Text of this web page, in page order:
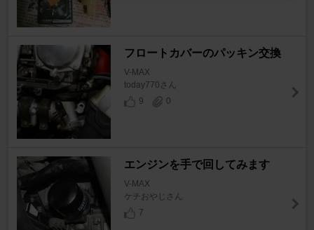
フロートカバーのパッキン交換
V-MAX
today770さん
9
0
エンジンを手で回してみます
V-MAX
ケチおやじさん
7